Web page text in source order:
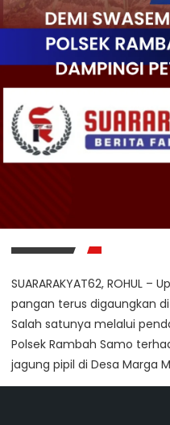
SUARARAKYAT62, ROHUL
pangan terus digaungkan
Salah satunya melalui
Polsek Rambah Samo
jagung pipil di Desa Marga